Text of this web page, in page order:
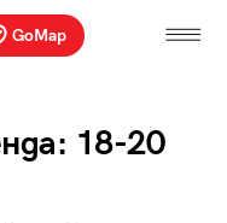
GoMap
18-20